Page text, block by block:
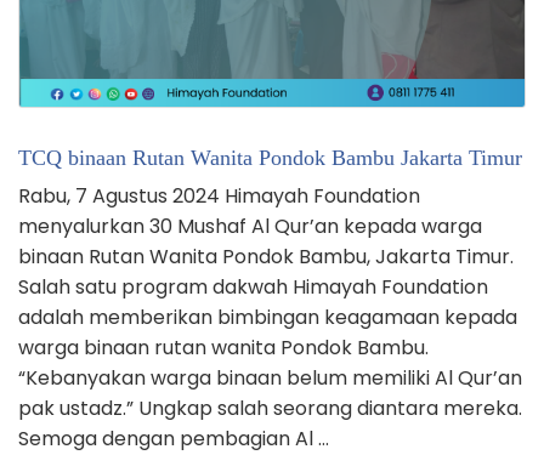
TCQ binaan Rutan Wanita Pondok Bambu Jakarta Timur
Rabu, 7 Agustus 2024 Himayah Foundation
menyalurkan 30 Mushaf Al Qur’an kepada warga
binaan Rutan Wanita Pondok Bambu, Jakarta Timur.
Salah satu program dakwah Himayah Foundation
adalah memberikan bimbingan keagamaan kepada
warga binaan rutan wanita Pondok Bambu.
“Kebanyakan warga binaan belum memiliki Al Qur’an
pak ustadz.” Ungkap salah seorang diantara mereka.
Semoga dengan pembagian Al …